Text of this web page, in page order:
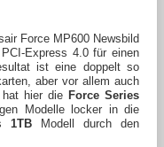
Express 4.0 für einen
ist eine doppelt so
aber vor allem auch
hat hier die Force Series
Modelle locker in die
1TB Modell durch den